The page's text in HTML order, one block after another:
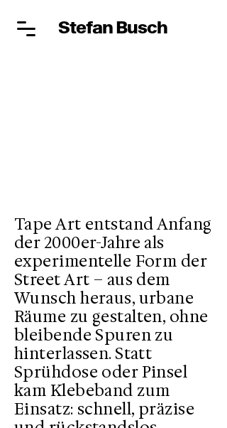
Stefan Busch
Tape Art entstand Anfang
der 2000er-Jahre als
experimentelle Form der
Street Art – aus dem
Wunsch heraus, urbane
Räume zu gestalten, ohne
bleibende Spuren zu
hinterlassen. Statt
Sprühdose oder Pinsel
kam Klebeband zum
Einsatz: schnell, präzise